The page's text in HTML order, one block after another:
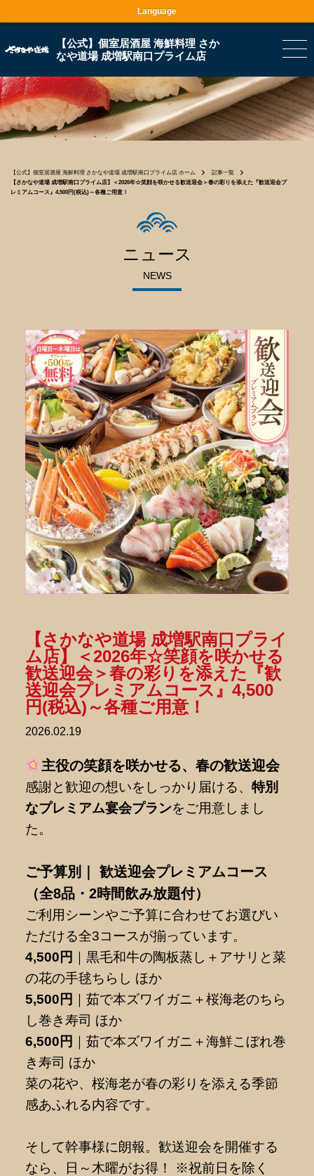
【公式】個室居酒屋 海鮮料理 さか
なや道場 成増駅南口プライム店
【公式】個室居酒屋 海鮮料理 さかなや道場 成増駅南口プライム店 ホーム
記事一覧
【さかなや道場 成増駅南口プライム店】＜2026年☆笑顔を咲かせる歓送迎会＞春の彩りを添えた『歓送迎会プ
レミアムコース』4,500円(税込)～各種ご用意！
ニュース
NEWS
2026.02.19
【さかなや道場 成増駅南口プライ
ム店】＜2026年☆笑顔を咲かせる
歓送迎会＞春の彩りを添えた『歓
送迎会プレミアムコース』4,500
円(税込)～各種ご用意！
主役の笑顔を咲かせる、春の歓送迎会
感謝と歓迎の想いをしっかり届ける、 特別
なプレミアム宴会プランをご用意しまし
た。
ご予算別｜ 歓送迎会プレミアムコース
（全8品・2時間飲み放題付）
ご利用シーンやご予算に合わせてお選びい
ただける全3コースが揃っています。
4,500円 ｜黒毛和牛の陶板蒸し＋アサリと菜
の花の手毬ちらし ほか
5,500円 ｜茹で本ズワイガニ＋桜海老のちら
し巻き寿司 ほか
6,500円 ｜茹で本ズワイガニ＋海鮮こぼれ巻
き寿司 ほか
菜の花や、桜海老が春の彩りを添える季節
感あふれる内容です。
そして幹事様に朗報。歓送迎会を開催する
なら、日～木曜がお得！ ※祝前日を除く
Language